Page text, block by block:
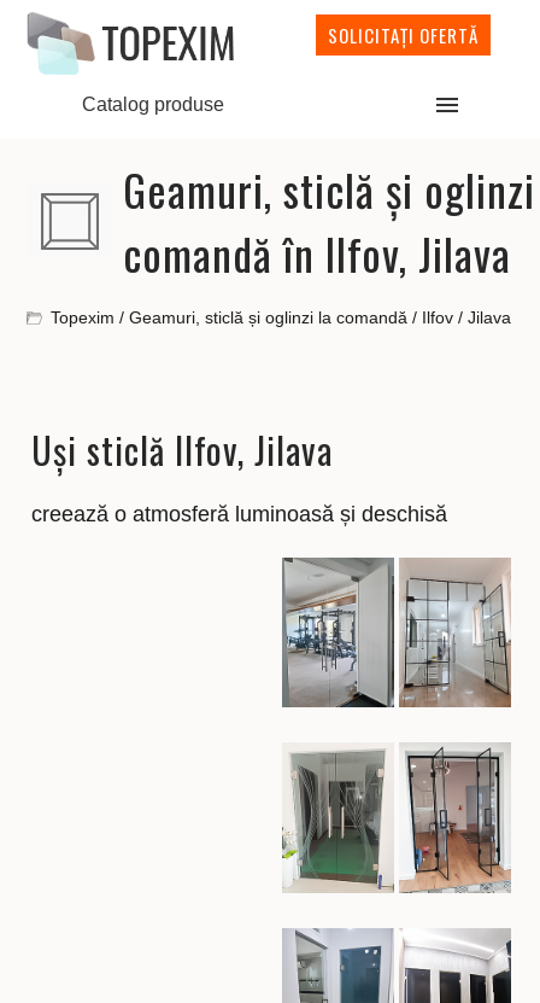
SOLICITAȚI OFERTĂ
Catalog produse
Geamuri, sticlă și
comandă în Ilfov, Jilava
Topexim /Geamuri, sticlă și oglinzi la comandă / Ilfov /Jilava
Uși sticlă Ilfov, Jilava
creează o atmosferă luminoasă și deschisă